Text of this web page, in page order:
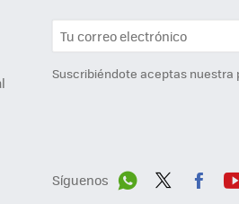
Suscribiéndote aceptas nuestra
Síguenos